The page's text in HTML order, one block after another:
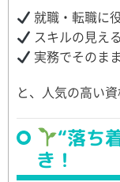
就職・転職に
スキルの見え
実務でそのま
と、人気の高い
“落ち
き！